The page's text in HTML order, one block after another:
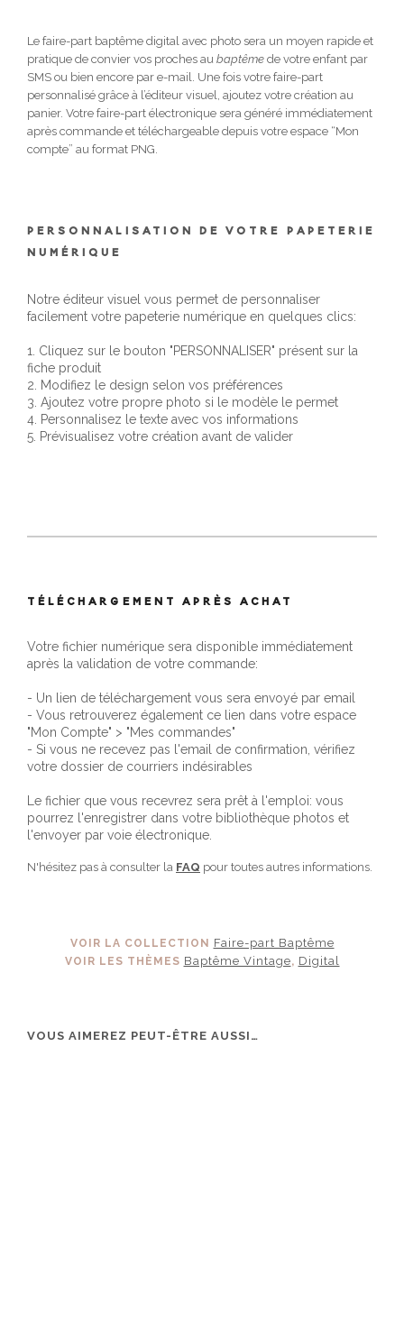
Le faire-part baptême digital avec photo sera un moyen rapide et
pratique de convier vos proches au baptême de votre enfant par
SMS ou bien encore par e-mail. Une fois votre faire-part
personnalisé grâce à l’éditeur visuel, ajoutez votre création au
panier. Votre faire-part électronique sera généré immédiatement
après commande et téléchargeable depuis votre espace “Mon
compte” au format PNG.
PERSONNALISATION DE VOTRE PAPETERIE
NUMÉRIQUE
Notre éditeur visuel vous permet de personnaliser
facilement votre papeterie numérique en quelques clics:
1. Cliquez sur le bouton "PERSONNALISER" présent sur la
fiche produit
2. Modifiez le design selon vos préférences
3. Ajoutez votre propre photo si le modèle le permet
4. Personnalisez le texte avec vos informations
5. Prévisualisez votre création avant de valider
TÉLÉCHARGEMENT APRÈS ACHAT
Votre fichier numérique sera disponible immédiatement
après la validation de votre commande:
- Un lien de téléchargement vous sera envoyé par email
- Vous retrouverez également ce lien dans votre espace
"Mon Compte" > "Mes commandes"
- Si vous ne recevez pas l'email de confirmation, vérifiez
votre dossier de courriers indésirables
Le fichier que vous recevrez sera prêt à l'emploi: vous
pourrez l'enregistrer dans votre bibliothèque photos et
l'envoyer par voie électronique.
N'hésitez pas à consulter la FAQ pour toutes autres informations.
VOIR LA COLLECTION Faire-part Baptême
VOIR LES THÈMES Baptême Vintage, Digital
VOUS AIMEREZ PEUT-ÊTRE AUSSI…